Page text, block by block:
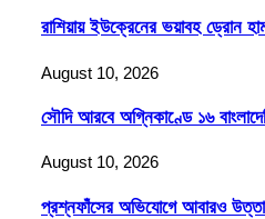
রাশিয়ায় ইউক্রেনের ভয়াবহ ড্রোন
August 10, 2026
সৌদি আরবে অগ্নিকাণ্ডে ১৬
August 10, 2026
প্রশ্নফাঁসের অভিযোগে আবারও